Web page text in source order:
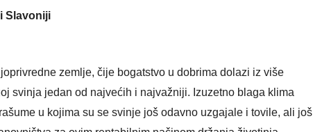
Slavoniji
zemlje, čije bogatstvo u dobrima dolazi iz više
svinja jedan od najvećih i najvažniji. Izuzetno blaga klima
u kojima su se svinje još odavno uzgajale i tovile, ali još